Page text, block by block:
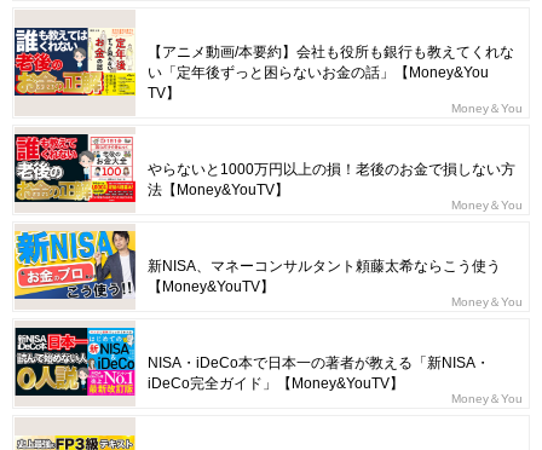
【アニメ動画/本要約】会社も役所も銀行も教えてくれな
い「定年後ずっと困らないお金の話」【Money&You
TV】
Money＆You
やらないと1000万円以上の損！老後のお金で損しない方
法【Money&YouTV】
Money＆You
新NISA、マネーコンサルタント頼藤太希ならこう使う
【Money&YouTV】
Money＆You
NISA・iDeCo本で日本一の著者が教える「新NISA・
iDeCo完全ガイド」【Money&YouTV】
Money＆You